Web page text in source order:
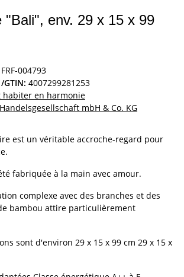
"Bali", env. 29 x 15 x 99
FRF-004793
GTIN: 4007299281253
habiter en harmonie
mbH & Co. KG
est un véritable accroche-regard pour
fabriquée à la main avec amour.
complexe avec des branches et des
bambou attire particulièrement
sont d'environ 29 x 15 x 99 cm 29 x 15 x